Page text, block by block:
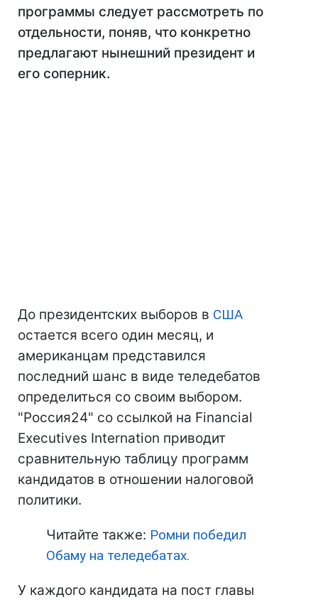
программы следует рассмотреть по
отдельности, поняв, что конкретно
предлагают нынешний президент и
его соперник.
До президентских выборов в США
остается всего один месяц, и
американцам представился
последний шанс в виде теледебатов
определиться со своим выбором.
"Россия24" со ссылкой на Financial
Executives Internation приводит
сравнительную таблицу программ
кандидатов в отношении налоговой
политики.
Читайте также: Ромни победил
Обаму на теледебатах.
У каждого кандидата на пост главы